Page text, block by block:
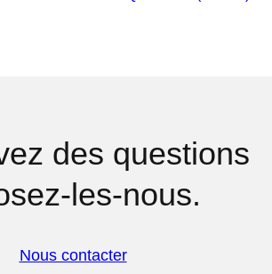
des questions
les-nous.
Nous contacter